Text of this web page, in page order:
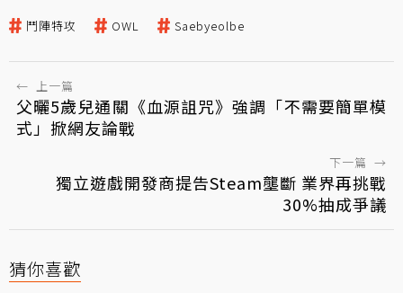
鬥陣特攻 OWL Saebyeolbe
← 上一篇
父曬5歲兒通關《血源詛咒》強調「不需要簡單模
式」掀網友論戰
下一篇 →
獨立遊戲開發商提告Steam壟斷 業界再挑戰
30%抽成爭議
猜你喜歡